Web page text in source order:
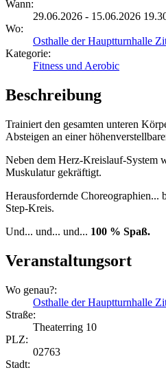
Wann:
29.06.2026 - 15.06.2026
Wo:
Osthalle der Hauptturnhalle
Kategorie:
Fitness und Aerobic
Beschreibung
Trainiert den gesamten unteren
Absteigen an einer
Neben dem Herz-Kreislauf-System
Muskulatur gekräftigt.
Herausfordernde Choreographien...
Step-Kreis.
Und... und... und... 100 % Spaß.
Veranstaltungsort
Wo genau?:
Osthalle der Hauptturnhalle
Straße:
Theaterring 10
PLZ:
02763
Stadt: